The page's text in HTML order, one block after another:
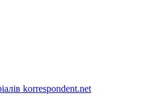
korrespondent.net